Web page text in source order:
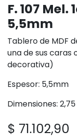
F. 107
5,5mm
Tablero de MDF
una de sus caras
decorativa)
Espesor: 5,5mm
Dimensiones: 2,75
$ 71.102,90